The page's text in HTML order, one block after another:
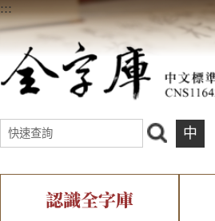
:::
中
認識全字庫